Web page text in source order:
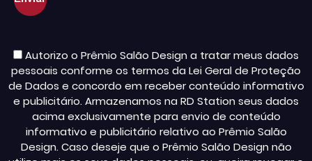
Autorizo o Prêmio Salão Design a tratar meus dados
pessoais conforme os termos da Lei Geral de Proteção
de Dados e concordo em receber conteúdo informativo
e publicitário. Armazenamos na RD Station seus dados
acima exclusivamente para envio de conteúdo
informativo e publicitário relativo ao Prêmio Salão
Design. Caso deseje que o Prêmio Salão Design não